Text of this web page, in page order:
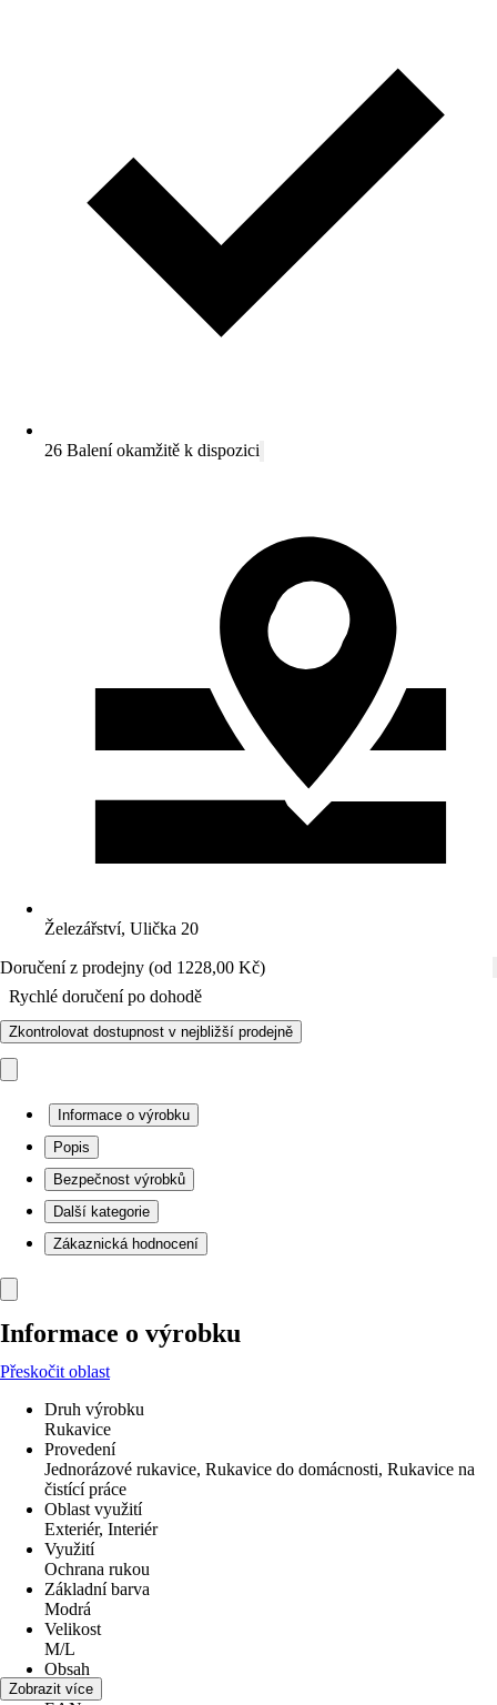
26 Balení okamžitě k dispozici
Železářství, Ulička 20
Doručení z prodejny (od 1228,00 Kč)
Rychlé doručení po dohodě
Zkontrolovat dostupnost v nejbližší prodejně
Informace o výrobku
Popis
Bezpečnost výrobků
Další kategorie
Zákaznická hodnocení
Informace o výrobku
Přeskočit oblast
Druh výrobku
Rukavice
Provedení
Jednorázové rukavice, Rukavice do domácnosti, Rukavice na
čistící práce
Oblast využití
Exteriér, Interiér
Využití
Ochrana rukou
Základní barva
Modrá
Velikost
M/L
Obsah
100 Pár
Zobrazit více